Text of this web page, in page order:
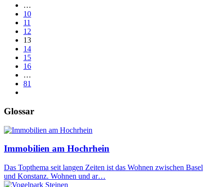
…
10
11
12
13
14
15
16
…
81
Glossar
Immobilien am Hochrhein
Das Topthema seit langen Zeiten ist das Wohnen zwischen Basel
und Konstanz. Wohnen und ar…